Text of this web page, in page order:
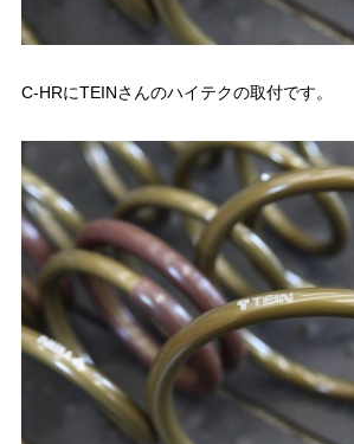
C-HRにTEINさんのハイテクの取付です。